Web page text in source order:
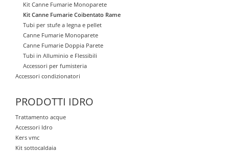
Kit Canne Fumarie Monoparete
Kit Canne Fumarie Coibentato Rame
Tubi per stufe a legna e pellet
Canne Fumarie Monoparete
Canne Fumarie Doppia Parete
Tubi in Alluminio e Flessibili
Accessori per fumisteria
Accessori condizionatori
PRODOTTI IDRO
Trattamento acque
Accessori Idro
Kers vmc
Kit sottocaldaia